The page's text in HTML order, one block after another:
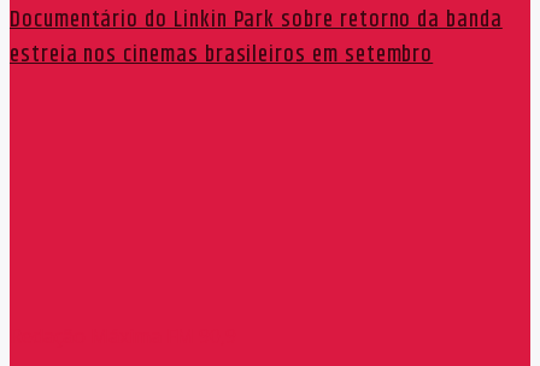
Documentário do Linkin Park sobre retorno da banda
estreia nos cinemas brasileiros em setembro